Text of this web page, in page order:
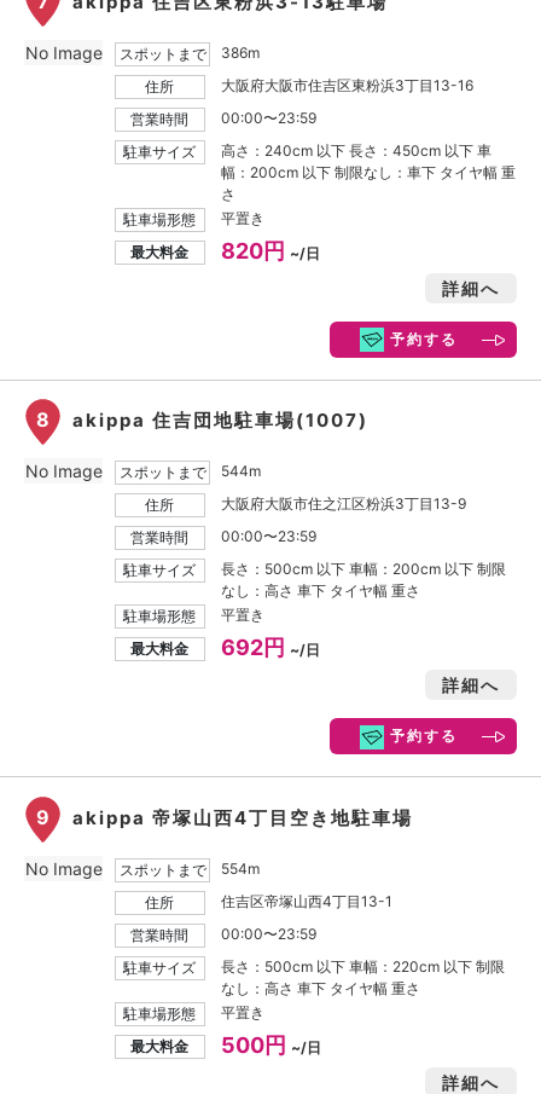
スポットまで
386m
住所
大阪府大阪市住吉区東粉浜3丁目13-16
営業時間
00:00〜23:59
駐車サイズ
高さ：240cm 以下 長さ：450cm 以下 車
幅：200cm 以下 制限なし：車下 タイヤ幅 重
さ
駐車場形態
平置き
最大料金
820円 ~/日
詳細へ
予約する
No Image
8 akippa 住吉団地駐車場(1007)
スポットまで
544m
住所
大阪府大阪市住之江区粉浜3丁目13-9
営業時間
00:00〜23:59
駐車サイズ
長さ：500cm 以下 車幅：200cm 以下 制限
なし：高さ 車下 タイヤ幅 重さ
駐車場形態
平置き
最大料金
692円 ~/日
詳細へ
予約する
No Image
9 akippa 帝塚山西4丁目空き地駐車場
スポットまで
554m
住所
住吉区帝塚山西4丁目13-1
営業時間
00:00〜23:59
駐車サイズ
長さ：500cm 以下 車幅：220cm 以下 制限
なし：高さ 車下 タイヤ幅 重さ
駐車場形態
平置き
最大料金
500円 ~/日
詳細へ
No Image